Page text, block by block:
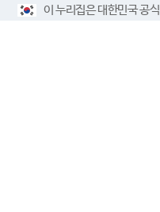
이 누리집은 대한민국 공